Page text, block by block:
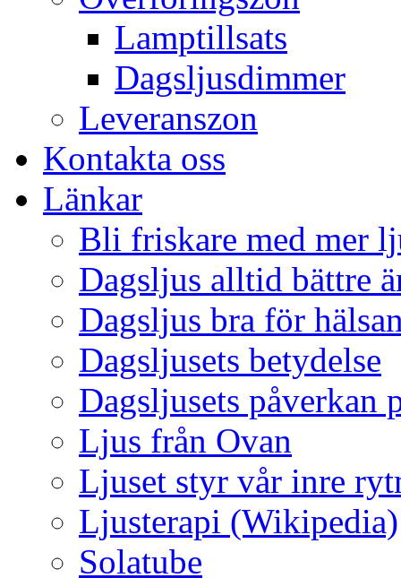
Lamptillsats
Dagsljusdimmer
Leveranszon
Kontakta oss
Länkar
Bli friskare med mer
Dagsljus alltid bättre
Dagsljus bra för
Dagsljusets betydelse
Dagsljusets påverkan
Ljus från Ovan
Ljuset styr vår inre
Ljusterapi (Wikipedia)
Solatube